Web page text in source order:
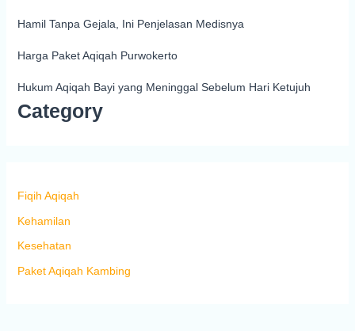
Hamil Tanpa Gejala, Ini Penjelasan Medisnya
Harga Paket Aqiqah Purwokerto
Hukum Aqiqah Bayi yang Meninggal Sebelum Hari Ketujuh
Category
Fiqih Aqiqah
Kehamilan
Kesehatan
Paket Aqiqah Kambing